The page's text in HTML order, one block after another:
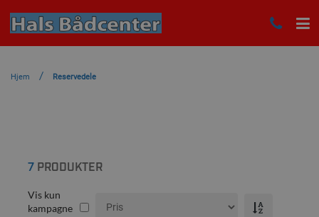
Hjem Reservedele
7PRODUKTER
Vis kun
kampagne